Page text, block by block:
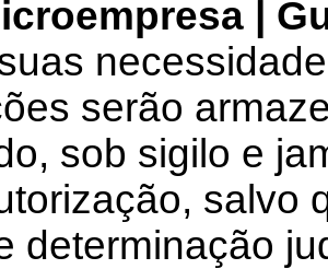
|
serão
sob sigilo e
salvo
determinação